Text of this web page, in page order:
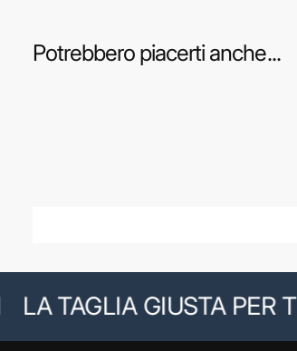
Potrebbero piacerti anche...
TAGLIA GIUSTA PER TE